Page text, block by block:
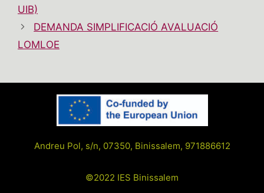
UIB)
DEMANDA SIMPLIFICACIÓ AVALUACIÓ
LOMLOE
Andreu Pol, s/n, 07350, Binissalem, 971886612
©2022 IES Binissalem